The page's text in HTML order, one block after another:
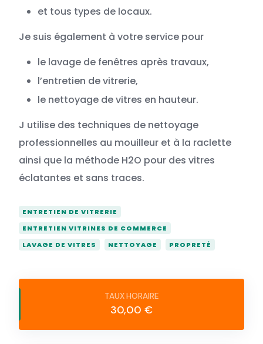
et tous types de locaux.
Je suis également à votre service pour
le lavage de fenêtres après travaux,
l’entretien de vitrerie,
le nettoyage de vitres en hauteur.
J utilise des techniques de nettoyage
professionnelles au mouilleur et à la raclette
ainsi que la méthode H2O pour des vitres
éclatantes et sans traces.
ENTRETIEN DE VITRERIE
ENTRETIEN VITRINES DE COMMERCE
LAVAGE DE VITRES
NETTOYAGE PROPRETÉ
30,00 €